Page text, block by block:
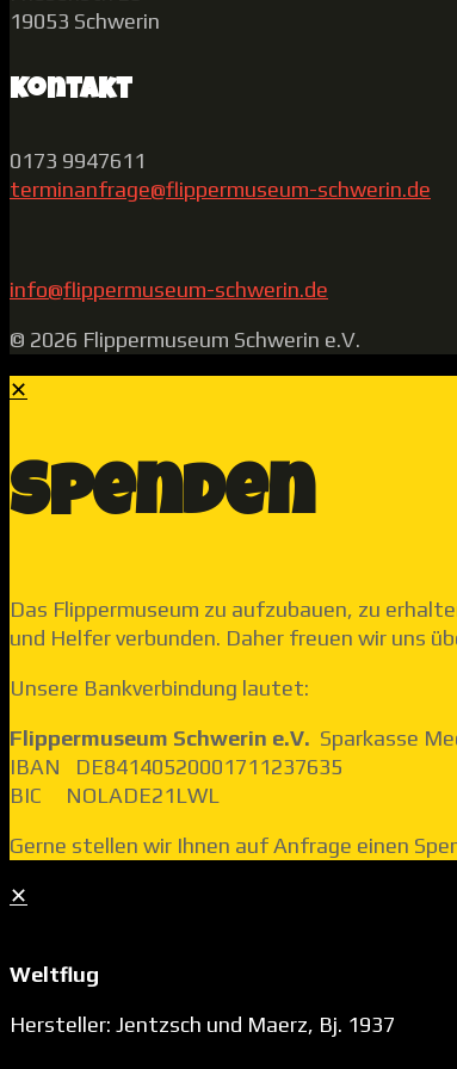
19053 Schwerin
Kontakt
0173 9947611
terminanfrage@flippermuseum-schwerin.de
info@flippermuseum-schwerin.de
© 2026 Flippermuseum Schwerin e.V.
✕
Spenden
Das Flippermuseum zu aufzubauen, zu
und Helfer verbunden. Daher freuen wir uns
Unsere Bankverbindung lautet:
Flippermuseum Schwerin e.V. Sparkasse
IBAN DE84140520001711237635
BIC NOLADE21LWL
Gerne stellen wir Ihnen auf Anfrage einen
✕
Weltflug
Hersteller: Jentzsch und Maerz, Bj. 1937